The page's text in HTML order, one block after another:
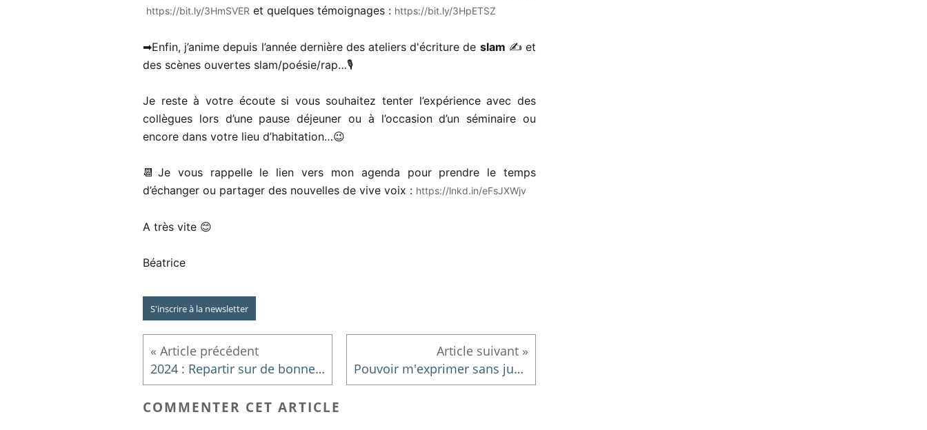
https://bit.ly/3HmSVER et quelques témoignages : https://bit.ly/3HpETSZ
➡Enfin, j’anime depuis l’année dernière des ateliers d'écriture de slamhashtag
✍ et
des scènes ouvertes slam/poésie/rap…🎙
Je reste à votre écoute si vous souhaitez tenter l’expérience avec des
collègues lors d’une pause déjeuner ou à l’occasion d’un séminaire ou
encore dans votre lieu d’habitation…😉
📆Je vous rappelle le lien vers mon agenda pour prendre le temps
d’échanger ou partager des nouvelles de vive voix : https://lnkd.in/eFsJXWjv
A très vite 😊
Béatrice
S'inscrire à la newsletter
2024 : Repartir sur de bonnes bases ... Pouvoir m'exprimer sans jugement...
COMMENTER CET ARTICLE